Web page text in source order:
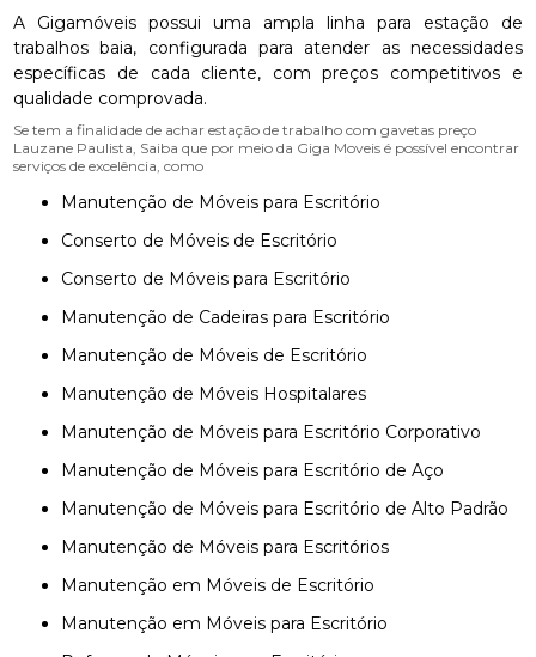
A Gigamóveis possui uma ampla linha para estação de
trabalhos baia, configurada para atender as necessidades
específicas de cada cliente, com preços competitivos e
qualidade comprovada.
Se tem a finalidade de achar estação de trabalho com gavetas preço
Lauzane Paulista, Saiba que por meio da Giga Moveis é possível encontrar
serviços de excelência, como
Manutenção de Móveis para Escritório
Conserto de Móveis de Escritório
Conserto de Móveis para Escritório
Manutenção de Cadeiras para Escritório
Manutenção de Móveis de Escritório
Manutenção de Móveis Hospitalares
Manutenção de Móveis para Escritório Corporativo
Manutenção de Móveis para Escritório de Aço
Manutenção de Móveis para Escritório de Alto Padrão
Manutenção de Móveis para Escritórios
Manutenção em Móveis de Escritório
Manutenção em Móveis para Escritório